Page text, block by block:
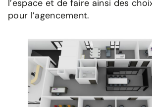
l’espace et de faire ainsi des
pour l’agencement.